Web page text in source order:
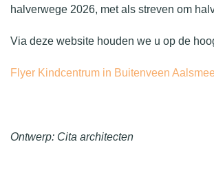
halverwege 2026, met als streven om
Via deze website houden we u op de
Flyer Kindcentrum in Buitenveen
Ontwerp: Cita architecten